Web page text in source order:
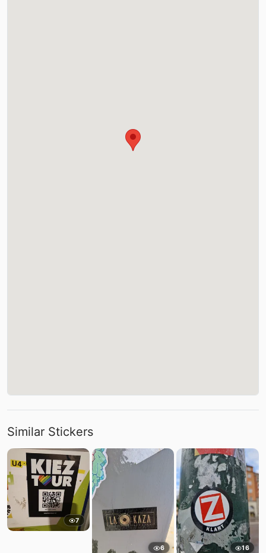
Similar Stickers
7
6 16